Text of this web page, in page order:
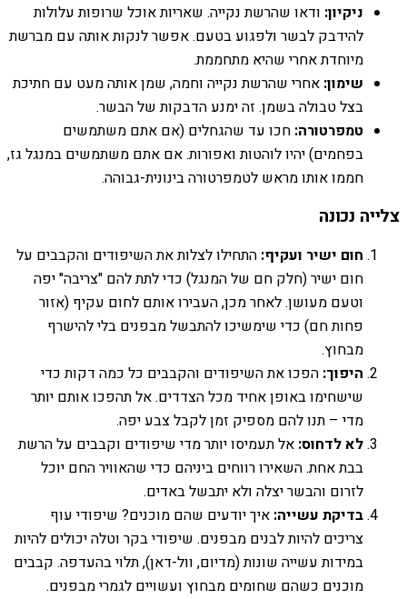
ניקיון: ודאו שהרשת נקייה. שאריות אוכל שרופות עלולות
להידבק לבשר ולפגוע בטעם. אפשר לנקות אותה עם מברשת
מיוחדת אחרי שהיא מתחממת.
שימון: אחרי שהרשת נקייה וחמה, שמן אותה מעט עם חתיכת
בצל טבולה בשמן. זה ימנע הדבקות של הבשר.
טמפרטורה: חכו עד שהגחלים (אם אתם משתמשים
בפחמים) יהיו לוהטות ואפורות. אם אתם משתמשים במנגל גז,
חממו אותו מראש לטמפרטורה בינונית-גבוהה.
צלייה נכונה
חום ישיר ועקיף: התחילו לצלות את השיפודים והקבבים על
חום ישיר (חלק חם של המנגל) כדי לתת להם "צריבה" יפה
וטעם מעושן. לאחר מכן, העבירו אותם לחום עקיף (אזור
פחות חם) כדי שימשיכו להתבשל מבפנים בלי להישרף
מבחוץ.
היפוך: הפכו את השיפודים והקבבים כל כמה דקות כדי
שישחימו באופן אחיד מכל הצדדים. אל תהפכו אותם יותר
מדי – תנו להם מספיק זמן לקבל צבע יפה.
לא לדחוס: אל תעמיסו יותר מדי שיפודים וקבבים על הרשת
בבת אחת. השאירו רווחים ביניהם כדי שהאוויר החם יוכל
לזרום והבשר יצלה ולא יתבשל באדים.
בדיקת עשייה: איך יודעים שהם מוכנים? שיפודי עוף
צריכים להיות לבנים מבפנים. שיפודי בקר וטלה יכולים להיות
במידות עשייה שונות (מדיום, וול-דאן), תלוי בהעדפה. קבבים
מוכנים כשהם שחומים מבחוץ ועשויים לגמרי מבפנים.